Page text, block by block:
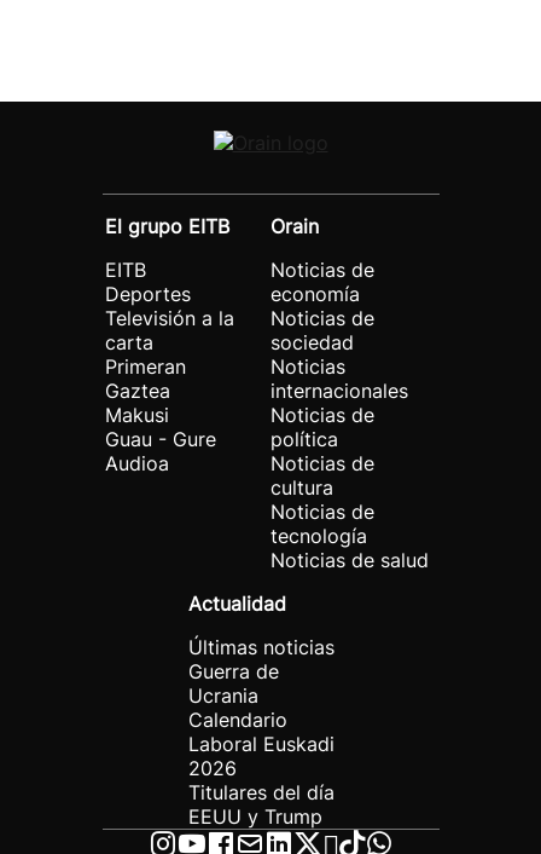
El grupo EITB
EITB
Deportes
Televisión a la
carta
Primeran
Gaztea
Makusi
Guau - Gure
Audioa
Orain
Noticias de
economía
Noticias de
sociedad
Noticias
internacionales
Noticias de
política
Noticias de
cultura
Noticias de
tecnología
Noticias de salud
Actualidad
Últimas noticias
Guerra de
Ucrania
Calendario
Laboral Euskadi
2026
Titulares del día
EEUU y Trump